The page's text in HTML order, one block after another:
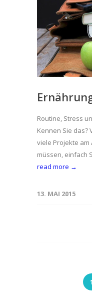
Routine, Stress
Kennen Sie das?
viele Projekte
müssen, einfach
read more →
13. MAI 2015
1